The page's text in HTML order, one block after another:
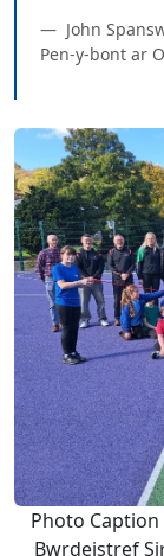
John
Pen-y-bont ar
Photo Caption
Bwrdeistref